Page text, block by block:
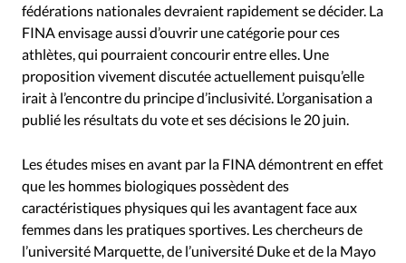
fédérations nationales devraient rapidement se décider. La
FINA envisage aussi d’ouvrir une catégorie pour ces
athlètes, qui pourraient concourir entre elles. Une
proposition vivement discutée actuellement puisqu’elle
irait à l’encontre du principe d’inclusivité. L’organisation a
publié les résultats du vote et ses décisions le 20 juin.
Les études mises en avant par la FINA démontrent en effet
que les hommes biologiques possèdent des
caractéristiques physiques qui les avantagent face aux
femmes dans les pratiques sportives. Les chercheurs de
l’université Marquette, de l’université Duke et de la Mayo